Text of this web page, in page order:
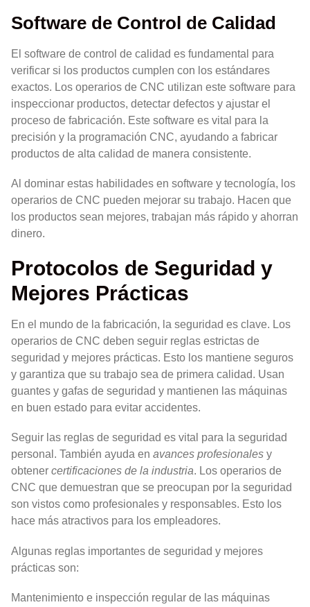
Software de Control de Calidad
El software de control de calidad es fundamental para
verificar si los productos cumplen con los estándares
exactos. Los operarios de CNC utilizan este software para
inspeccionar productos, detectar defectos y ajustar el
proceso de fabricación. Este software es vital para la
precisión y la programación CNC, ayudando a fabricar
productos de alta calidad de manera consistente.
Al dominar estas habilidades en software y tecnología, los
operarios de CNC pueden mejorar su trabajo. Hacen que
los productos sean mejores, trabajan más rápido y ahorran
dinero.
Protocolos de Seguridad y
Mejores Prácticas
En el mundo de la fabricación, la seguridad es clave. Los
operarios de CNC deben seguir reglas estrictas de
seguridad y mejores prácticas. Esto los mantiene seguros
y garantiza que su trabajo sea de primera calidad. Usan
guantes y gafas de seguridad y mantienen las máquinas
en buen estado para evitar accidentes.
Seguir las reglas de seguridad es vital para la seguridad
personal. También ayuda en avances profesionales y
obtener certificaciones de la industria. Los operarios de
CNC que demuestran que se preocupan por la seguridad
son vistos como profesionales y responsables. Esto los
hace más atractivos para los empleadores.
Algunas reglas importantes de seguridad y mejores
prácticas son:
Mantenimiento e inspección regular de las máquinas